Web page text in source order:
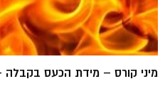
מיני קורס – מידת הכעס